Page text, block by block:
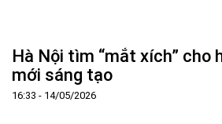
Lịch sử hình thành và phát triển
Tầm nhìn - Sứ mệnh
Tin tức - sự kiện
Ban Quản lý Khu
Quy hoạch
Hà Nội tìm “mắt xích” cho
mới sáng tạo
16:33 - 14/05/2026